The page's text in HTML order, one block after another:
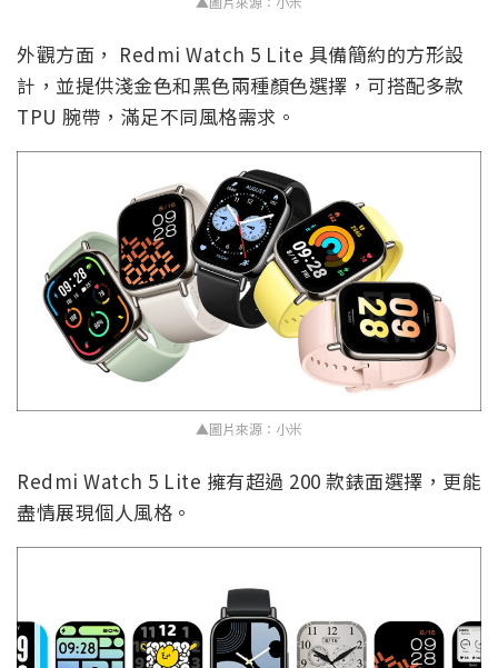
外觀方面， Redmi Watch 5 Lite 具備簡約的方形設
計，並提供淺金色和黑色兩種顏色選擇，可搭配多款
TPU 腕帶，滿足不同風格需求。
▲圖片來源：小米
Redmi Watch 5 Lite 擁有超過 200 款錶面選擇，更能
盡情展現個人風格。